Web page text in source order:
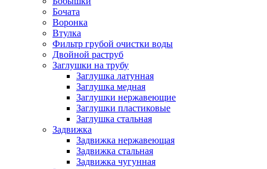
Бочата
Воронка
Втулка
Фильтр грубой очистки воды
Двойной раструб
Заглушки на трубу
Заглушка латунная
Заглушка медная
Заглушки нержавеющие
Заглушки пластиковые
Заглушка стальная
Задвижка
Задвижка нержавеющая
Задвижка стальная
Задвижка чугунная